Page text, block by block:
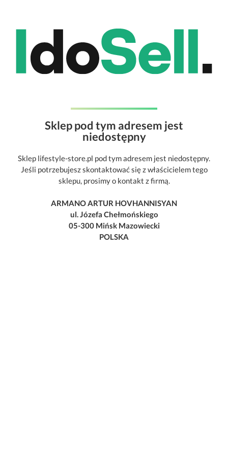
Sklep pod tym adresem jest
niedostępny
Sklep lifestyle-store.pl pod tym adresem jest niedostępny.
Jeśli potrzebujesz skontaktować się z właścicielem tego
sklepu, prosimy o kontakt z firmą.
ARMANO ARTUR HOVHANNISYAN
ul. Józefa Chełmońskiego
05-300 Mińsk Mazowiecki
POLSKA